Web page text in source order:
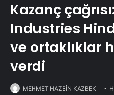
Kazanç
Industries
ve ortaklıklar
verdi
MEHMET HAZBİN KAZBEK